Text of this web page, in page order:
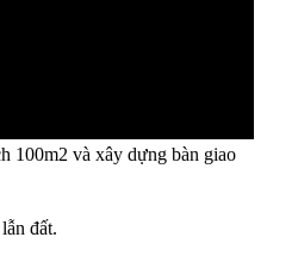
100m2 và xây dựng bàn giao
đất.